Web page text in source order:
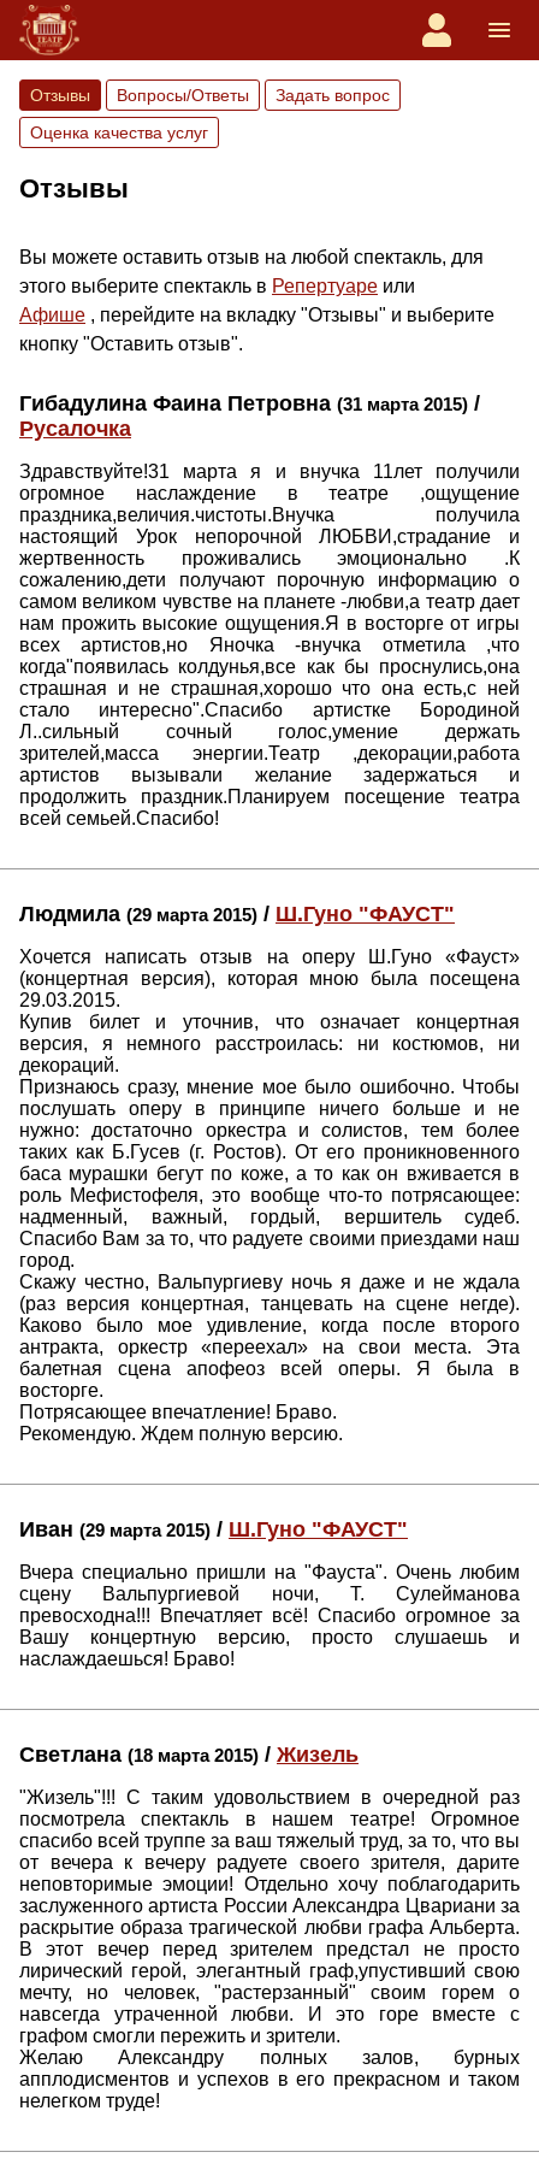
Отзывы Вопросы/Ответы
Задать вопрос
Оценка качества услуг
Отзывы
Вы можете оставить отзыв на любой спектакль, для
этого выберите спектакль в Репертуаре или
Афише , перейдите на вкладку "Отзывы" и выберите
кнопку "Оставить отзыв".
Гибадулина Фаина Петровна (31 марта 2015) /
Русалочка
Здравствуйте!31 марта я и внучка 11лет получили
огромное наслаждение в театре ,ощущение
праздника,величия.чистоты.Внучка получила
настоящий Урок непорочной ЛЮБВИ,страдание и
жертвенность проживались эмоционально .К
сожалению,дети получают порочную информацию о
самом великом чувстве на планете -любви,а театр дает
нам прожить высокие ощущения.Я в восторге от игры
всех артистов,но Яночка -внучка отметила ,что
когда"появилась колдунья,все как бы проснулись,она
страшная и не страшная,хорошо что она есть,с ней
стало интересно".Спасибо артистке Бородиной
Л..сильный сочный голос,умение держать
зрителей,масса энергии.Театр ,декорации,работа
артистов вызывали желание задержаться и
продолжить праздник.Планируем посещение театра
всей семьей.Спасибо!
Людмила (29 марта 2015) / Ш.Гуно "ФАУСТ"
Хочется написать отзыв на оперу Ш.Гуно «Фауст»
(концертная версия), которая мною была посещена
29.03.2015.
Купив билет и уточнив, что означает концертная
версия, я немного расстроилась: ни костюмов, ни
декораций.
Признаюсь сразу, мнение мое было ошибочно. Чтобы
послушать оперу в принципе ничего больше и не
нужно: достаточно оркестра и солистов, тем более
таких как Б.Гусев (г. Ростов). От его проникновенного
баса мурашки бегут по коже, а то как он вживается в
роль Мефистофеля, это вообще что-то потрясающее:
надменный, важный, гордый, вершитель судеб.
Спасибо Вам за то, что радуете своими приездами наш
город.
Скажу честно, Вальпургиеву ночь я даже и не ждала
(раз версия концертная, танцевать на сцене негде).
Каково было мое удивление, когда после второго
антракта, оркестр «переехал» на свои места. Эта
балетная сцена апофеоз всей оперы. Я была в
восторге.
Потрясающее впечатление! Браво.
Рекомендую. Ждем полную версию.
Иван (29 марта 2015) / Ш.Гуно "ФАУСТ"
Вчера специально пришли на "Фауста". Очень любим
сцену Вальпургиевой ночи, Т. Сулейманова
превосходна!!! Впечатляет всё! Спасибо огромное за
Вашу концертную версию, просто слушаешь и
наслаждаешься! Браво!
Светлана (18 марта 2015) / Жизель
"Жизель"!!! С таким удовольствием в очередной раз
посмотрела спектакль в нашем театре! Огромное
спасибо всей труппе за ваш тяжелый труд, за то, что вы
от вечера к вечеру радуете своего зрителя, дарите
неповторимые эмоции! Отдельно хочу поблагодарить
заслуженного артиста России Александра Цвариани за
раскрытие образа трагической любви графа Альберта.
В этот вечер перед зрителем предстал не просто
лирический герой, элегантный граф,упустивший свою
мечту, но человек, "растерзанный" своим горем о
навсегда утраченной любви. И это горе вместе с
графом смогли пережить и зрители.
Желаю Александру полных залов, бурных
апплодисментов и успехов в его прекрасном и таком
нелегком труде!